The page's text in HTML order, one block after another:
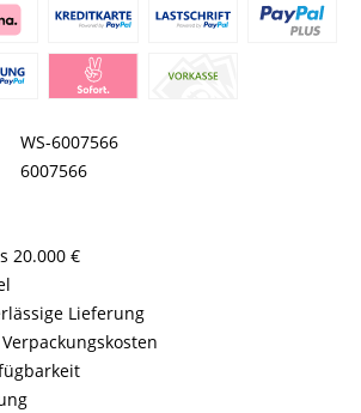
WS-6007566
6007566
20.000 €
Lieferung